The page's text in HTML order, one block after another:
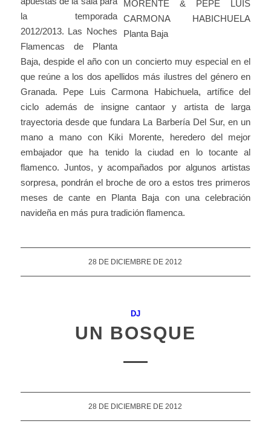
la temporada
2012/2013. Las Noches
Flamencas de Planta
Baja, despide el año con un concierto muy especial en el
que reúne a los dos apellidos más ilustres del género en
Granada. Pepe Luis Carmona Habichuela, artífice del
ciclo además de insigne cantaor y artista de larga
trayectoria desde que fundara La Barbería Del Sur, en un
mano a mano con Kiki Morente, heredero del mejor
embajador que ha tenido la ciudad en lo tocante al
flamenco. Juntos, y acompañados por algunos artistas
sorpresa, pondrán el broche de oro a estos tres primeros
meses de cante en Planta Baja con una celebración
navideña en más pura tradición flamenca.
28 DE DICIEMBRE DE 2012
DJ
UN BOSQUE
28 DE DICIEMBRE DE 2012